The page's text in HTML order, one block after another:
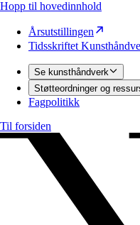
Hopp til hovedinnhold
Årsutstillingen
Tidsskriftet
Se kunsthåndverk
Støtteordninger og
Fagpolitikk
Til forsiden